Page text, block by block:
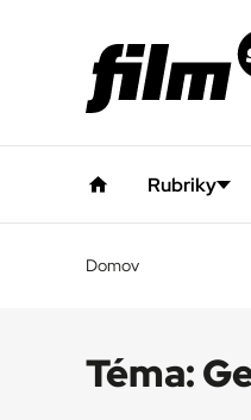
Rubriky
Domov
Téma: